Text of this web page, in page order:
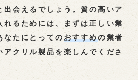
出会えるでしょう。質の高いア
れるためには、まずは正しい業
なたにとってのおすすめの業者
アクリル製品を楽しんでくださ